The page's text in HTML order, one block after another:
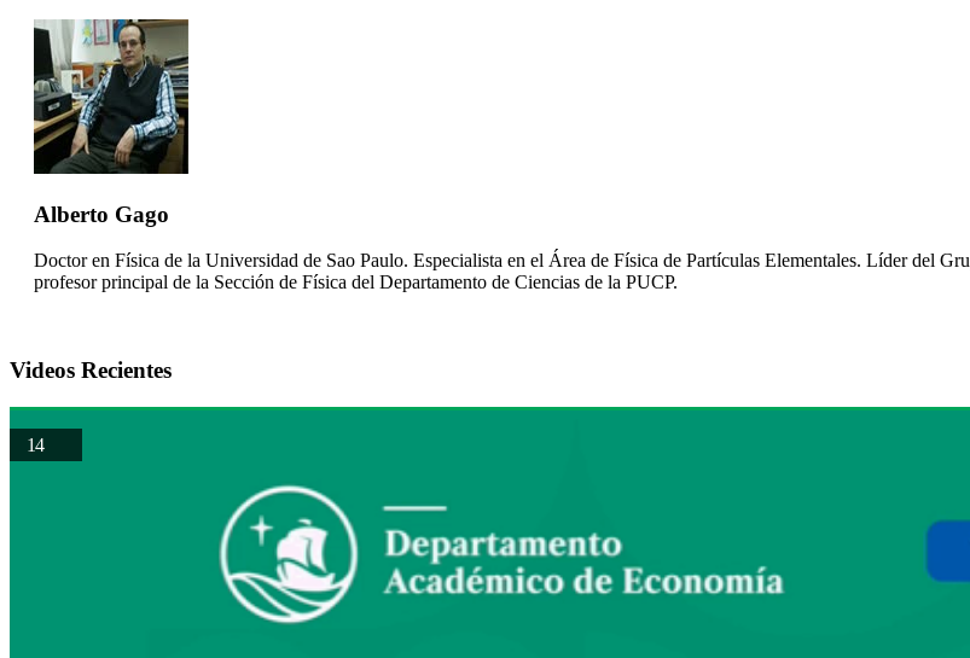
Alberto Gago
Doctor en Física de la Universidad de Sao Paulo. Especialista en el Área de Física de Partículas Elementales. Líder del
profesor principal de la Sección de Física del Departamento de Ciencias de la PUCP.
Videos Recientes
14